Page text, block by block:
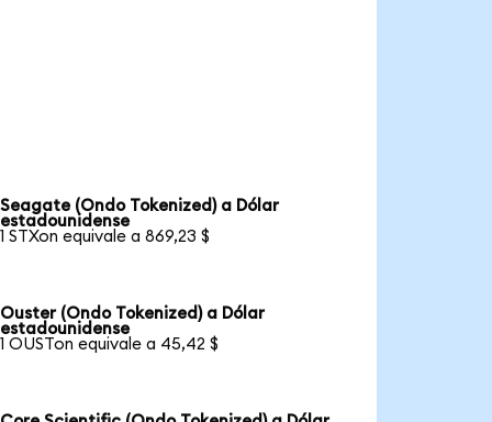
Seagate (Ondo Tokenized) a Dólar
estadounidense
1 STXon equivale a 869,23 $
Ouster (Ondo Tokenized) a Dólar
estadounidense
1 OUSTon equivale a 45,42 $